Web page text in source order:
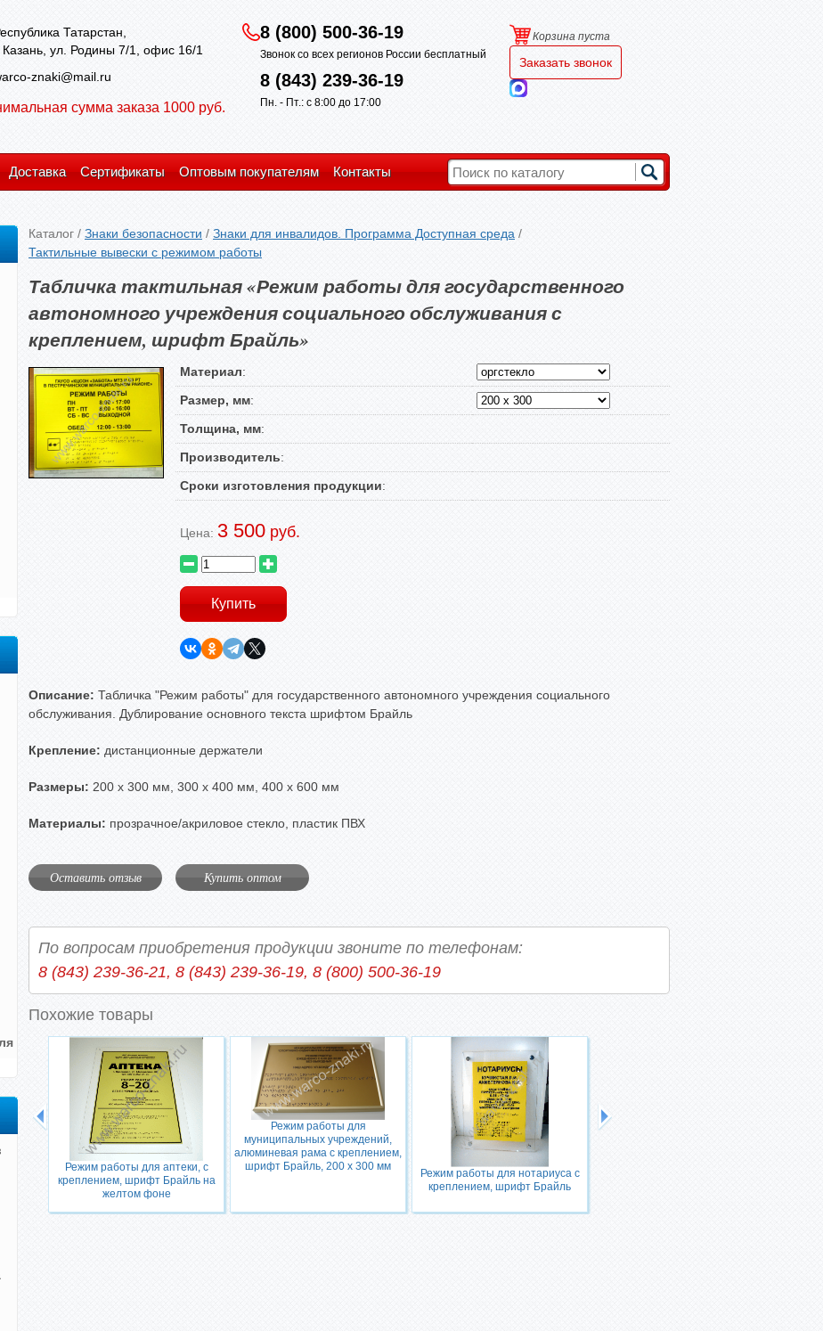
Татарстан,
Казань, ул. Родины 7/1, офис 16/1
znaki@mail.ru
сумма заказа 1000 руб.
8 (800) 500-36-19
Звонок со всех регионов России бесплатный
8 (843) 239-36-19
Пн. - Пт.: с 8:00 до 17:00
Корзина пуста
Заказать звонок
Доставка Сертификаты Оптовым покупателям Контакты
Каталог / Знаки безопасности / Знаки для инвалидов. Программа Доступная среда /
Тактильные вывески с режимом работы
Табличка тактильная «Режим работы для государственного
автономного учреждения социального обслуживания с
креплением, шрифт Брайль»
Материал:
Размер, мм:
Толщина, мм:
Производитель:
Сроки изготовления продукции:
Цена: 3 500 руб.
Описание: Табличка "Режим работы" для государственного автономного учреждения социального
обслуживания. Дублирование основного текста шрифтом Брайль
Крепление: дистанционные держатели
Размеры: 200 х 300 мм, 300 х 400 мм, 400 х 600 мм
Материалы: прозрачное/акриловое стекло, пластик ПВХ
Оставить отзыв Купить оптом
По вопросам приобретения продукции звоните по телефонам:
8 (843) 239-36-21, 8 (843) 239-36-19, 8 (800) 500-36-19
Похожие товары
Режим работы для аптеки, с
креплением, шрифт Брайль на
желтом фоне
Режим работы для
муниципальных учреждений,
алюминевая рама с креплением,
шрифт Брайль, 200 х 300 мм
Режим работы для нотариуса с
креплением, шрифт Брайль